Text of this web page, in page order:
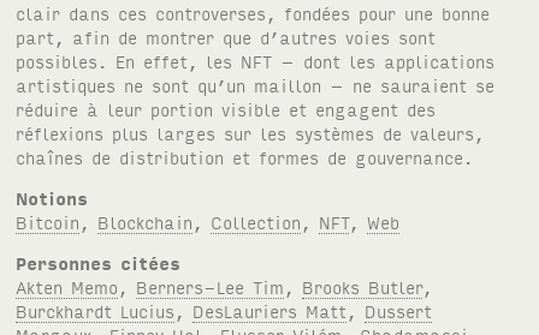
clair dans ces controverses, fondées pour une bonne
part, afin de montrer que d’autres voies sont
possibles. En effet, les NFT – dont les applications
artistiques ne sont qu’un maillon – ne sauraient se
réduire à leur portion visible et engagent des
réflexions plus larges sur les systèmes de valeurs,
chaînes de distribution et formes de gouvernance.
Notions
Bitcoin
Blockchain Collection NFT,Web
Personnes citées
Akten Memo
Berners-Lee Tim Brooks Butler,
Burckhardt Lucius
DesLauriers Matt
Dussert